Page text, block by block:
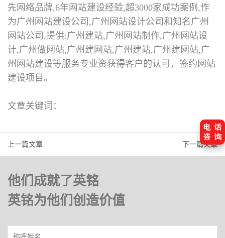
先网络品牌,6年网站建设经验,超3000家成功案例,作
为广州网站建设公司,广州网站设计公司和知名广州
网站公司,提供:广州建站,广州网站制作,广州网站设
计,广州做网站,广州建网站,广州建站,广州建网站,广
州网站建设等服务专业资获得客户的认可，签约网站
建设项目。
文章关键词：
上一篇文章 下一篇文章
他们成就了英铭
英铭为他们创造价值